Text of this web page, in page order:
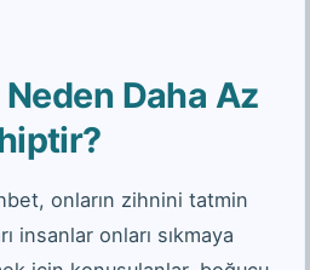
Daha Az
onların zihnini tatmin
insanlar onları sıkmaya